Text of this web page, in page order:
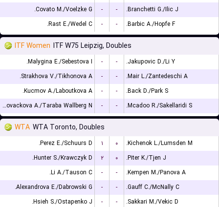
Covato M./Voelzke G.
- -
Branchetti G./Ilic J.
Rast E./Wedel C.
- - Barbic A./Hopfe F.
ITF Women ITF W75 Leipzig, Doubles
Malygina E./Sebestova I. - -
Jakupovic D./Li Y.
Strakhova V./Tikhonova A.
- -
Mair L./Zantedeschi A.
Kucmov A./Laboutkova A.
- -
Back D./Park S.
Kovackova A./Taraba Wallberg N.
- - Mcadoo R./Sakellaridi S.
WTA WTA Toronto, Doubles
Perez E./Schuurs D. ۱ ۰
Kichenok L./Lumsden M.
Hunter S./Krawczyk D.
۲ ۰
Piter K./Tjen J.
Li A./Tauson C.
- -
Kempen M./Panova A.
Alexandrova E./Dabrowski G.
- -
Gauff C./McNally C.
Hsieh S./Ostapenko J.
- -
Sakkari M./Vekic D.